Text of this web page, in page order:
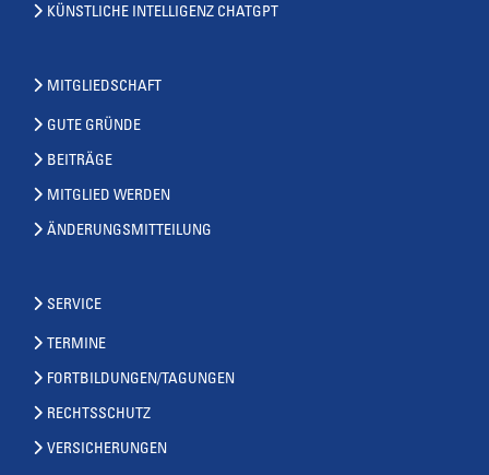
KÜNSTLICHE INTELLIGENZ CHATGPT
MITGLIEDSCHAFT
GUTE GRÜNDE
BEITRÄGE
MITGLIED WERDEN
ÄNDERUNGSMITTEILUNG
SERVICE
TERMINE
FORTBILDUNGEN/TAGUNGEN
RECHTSSCHUTZ
VERSICHERUNGEN